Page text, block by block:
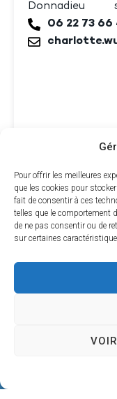
Pour offrir les meilleures
que les cookies pour
fait de consentir à ces
telles que le comportement
de ne pas consentir ou de
sur certaines
Donnadieu
06 22 73 66
Mairie de